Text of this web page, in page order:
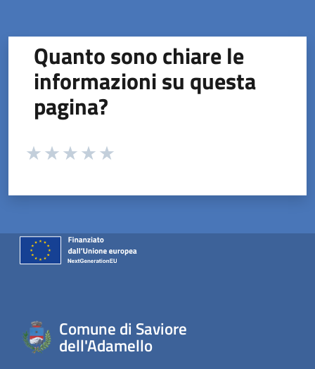
Quanto sono chiare le
informazioni su questa
pagina?
Valuta da 1 a 5 stelle la pagina
Comune di Saviore
dell'Adamello